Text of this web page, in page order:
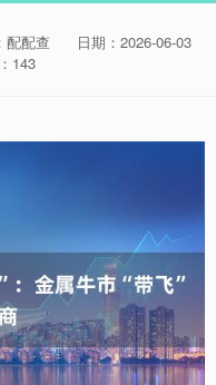
配配查
日期：2026-06-03
143